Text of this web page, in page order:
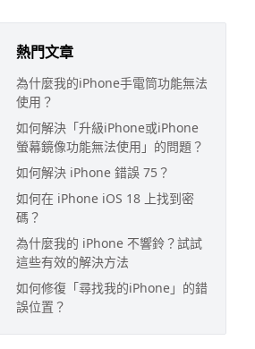
熱門文章
為什麼我的iPhone手電筒功能無法
使用？
如何解決「升級iPhone或iPhone
螢幕鏡像功能無法使用」的問題？
如何解決 iPhone 錯誤 75？
如何在 iPhone iOS 18 上找到密
碼？
為什麼我的 iPhone 不響鈴？試試
這些有效的解決方法
如何修復「尋找我的iPhone」的錯
誤位置？